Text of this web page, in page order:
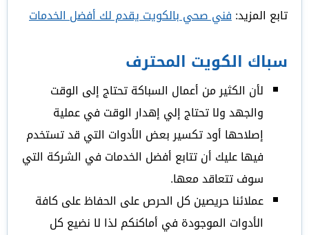
تابع المزيد:فني صحي بالكويت يقدم لك أفضل الخدمات
سباك الكويت المحترف
لأن الكثير من أعمال السباكة تحتاج إلى الوقت
والجهد ولا تحتاج إلي إهدار الوقت في عملية
إصلاحها أود تكسير بعض الأدوات التي قد تستخدم
فيها عليك أن تتابع أفضل الخدمات في الشركة التي
سوف تتعاقد معها.
عملائنا حريصين كل الحرص على الحفاظ على كافة
الأدوات الموجودة في أماكنكم لذا لا نضيع كل